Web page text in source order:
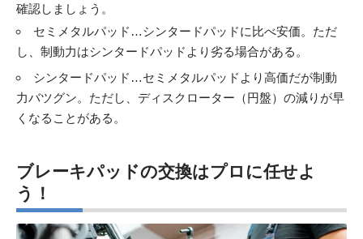
確認しましょう。
セミメタルパッド…シンタードパッドに比べ安価。ただ
し、制動力はシンタードパッドより劣る場合がある。
シンタードパッド…セミメタルパッドより高価だが制動
力バツグン。ただし、ディスクローター（円盤）の減りが早
くなることがある。
ブレーキパッドの交換はプロに任せよ
う！